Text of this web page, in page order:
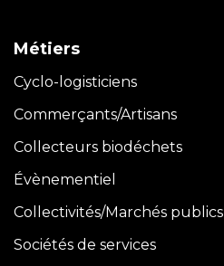
Métiers
Cyclo-logisticiens
Commerçants/Artisans
Collecteurs biodéchets
Évènementiel
Collectivités/Marchés publics
Sociétés de services